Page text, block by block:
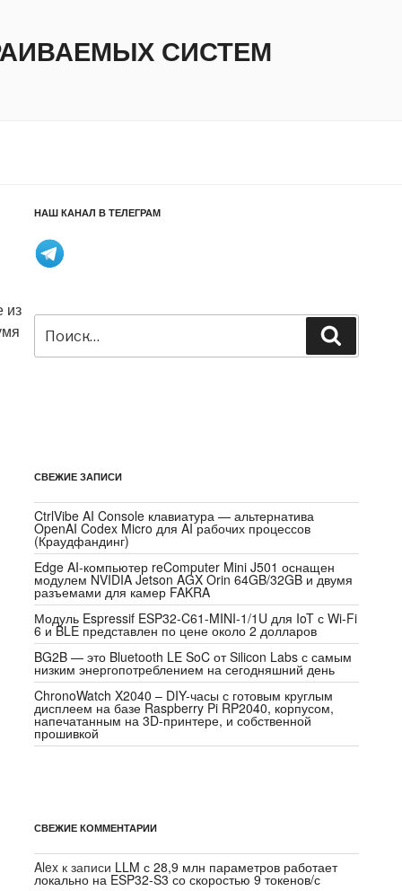
СИСТЕМ
из
НАШ КАНАЛ В ТЕЛЕГРАМ
Искать:
СВЕЖИЕ ЗАПИСИ
CtrlVibe AI Console клавиатура — альтернатива
OpenAI Codex Micro для AI рабочих процессов
(Краудфандинг)
Edge AI-компьютер reComputer Mini J501 оснащен
модулем NVIDIA Jetson AGX Orin 64GB/32GB и двумя
разъемами для камер FAKRA
Модуль Espressif ESP32-C61-MINI-1/1U для IoT с Wi-Fi
6 и BLE представлен по цене около 2 долларов
BG2B — это Bluetooth LE SoC от Silicon Labs с самым
низким энергопотреблением на сегодняшний день
ChronoWatch X2040 – DIY-часы с готовым круглым
дисплеем на базе Raspberry Pi RP2040, корпусом,
напечатанным на 3D-принтере, и собственной
прошивкой
СВЕЖИЕ КОММЕНТАРИИ
Alex к записи LLM с 28,9 млн параметров работает
локально на ESP32-S3 со скоростью 9 токенов/с